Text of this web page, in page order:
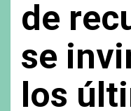
de
se
los